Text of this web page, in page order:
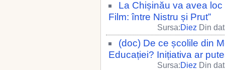
La Chișinău va avea
Film: între Nistru și Prut”
Sursa:Diez Din
(doc) De ce școlile din
Educației? Inițiativa ar
Sursa:Diez Din